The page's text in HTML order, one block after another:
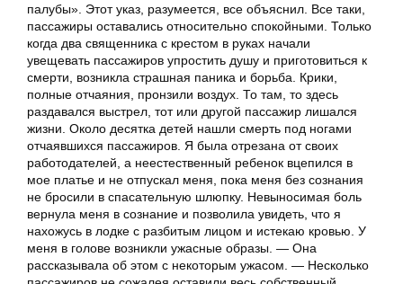
палубы». Этот указ, разумеется, все объяснил. Все таки,
пассажиры оставались относительно спокойными. Только
когда два священника с крестом в руках начали
увещевать пассажиров упростить душу и приготовиться к
смерти, возникла страшная паника и борьба. Крики,
полные отчаяния, пронзили воздух. То там, то здесь
раздавался выстрел, тот или другой пассажир лишался
жизни. Около десятка детей нашли смерть под ногами
отчаявшихся пассажиров. Я была отрезана от своих
работодателей, а неестественный ребенок вцепился в
мое платье и не отпускал меня, пока меня без сознания
не бросили в спасательную шлюпку. Невыносимая боль
вернула меня в сознание и позволила увидеть, что я
нахожусь в лодке с разбитым лицом и истекаю кровью. У
меня в голове возникли ужасные образы. — Она
рассказывала об этом с некоторым ужасом. — Несколько